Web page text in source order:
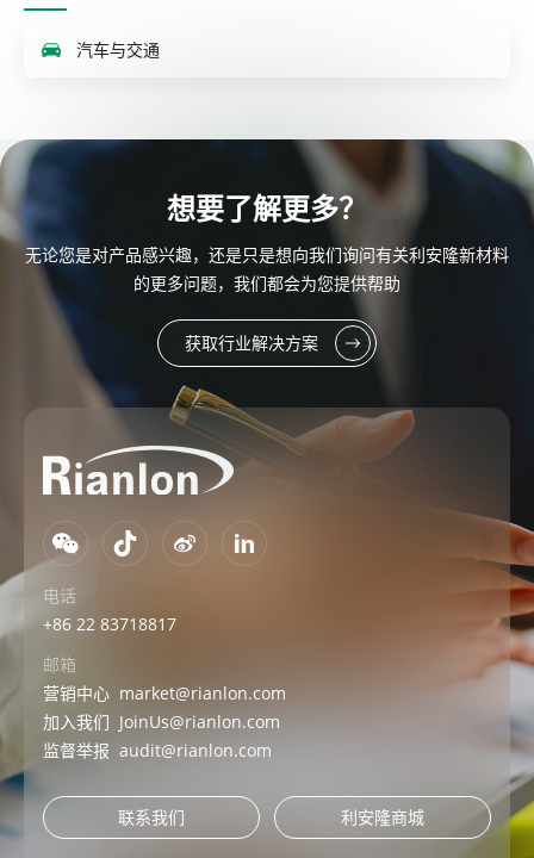
汽车与交通
想要了解更多？
无论您是对产品感兴趣，还是只是想向我们询问有关利安隆新材料
的更多问题，我们都会为您提供帮助
获取行业解决方案
电话
+86 22 83718817
邮箱
营销中心 market@rianlon.com
加入我们 JoinUs@rianlon.com
监督举报 audit@rianlon.com
联系我们 利安隆商城